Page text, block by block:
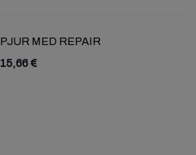
PJUR MED REPAIR
15,66 €